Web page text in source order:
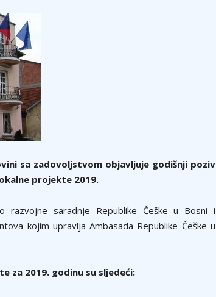
sa zadovoljstvom objavljuje godišnji poziv
projekte 2019.
razvojne saradnje Republike Češke u Bosni i
kojim upravlja Ambasada Republike Češke u
za 2019. godinu su sljedeći: